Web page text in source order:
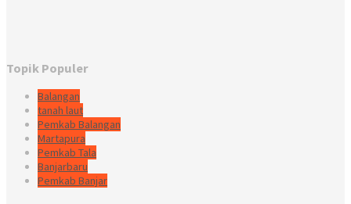
Topik Populer
Balangan
tanah laut
Pemkab Balangan
Martapura
Pemkab Tala
Banjarbaru
Pemkab Banjar